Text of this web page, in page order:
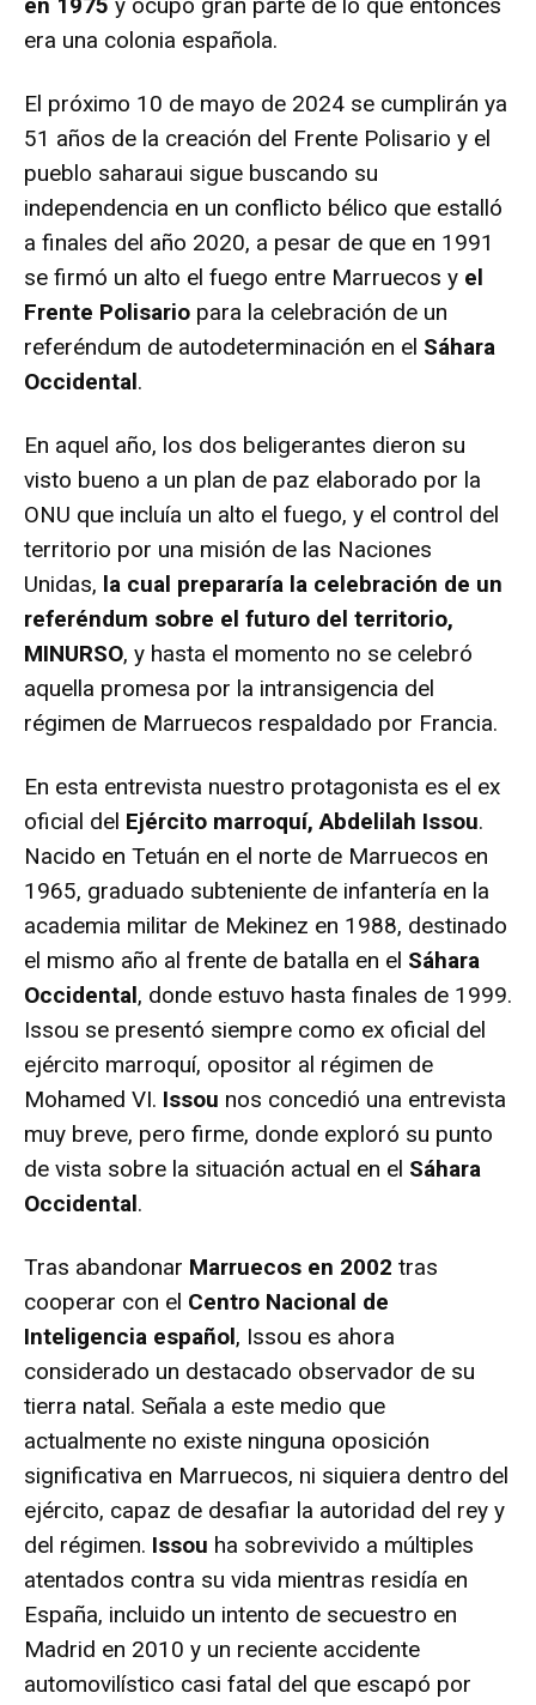
era una colonia española.
El próximo 10 de mayo de 2024 se cumplirán ya
51 años de la creación del Frente Polisario y el
pueblo saharaui sigue buscando su
independencia en un conflicto bélico que estalló
a finales del año 2020, a pesar de que en 1991
se firmó un alto el fuego entre Marruecos y el
Frente Polisario para la celebración de un
referéndum de autodeterminación en el Sáhara
Occidental.
En aquel año, los dos beligerantes dieron su
visto bueno a un plan de paz elaborado por la
ONU que incluía un alto el fuego, y el control del
territorio por una misión de las Naciones
Unidas, la cual prepararía la celebración de un
referéndum sobre el futuro del territorio,
MINURSO, y hasta el momento no se celebró
aquella promesa por la intransigencia del
régimen de Marruecos respaldado por Francia.
En esta entrevista nuestro protagonista es el ex
oficial del Ejército marroquí, Abdelilah Issou.
Nacido en Tetuán en el norte de Marruecos en
1965, graduado subteniente de infantería en la
academia militar de Mekinez en 1988, destinado
el mismo año al frente de batalla en el Sáhara
Occidental, donde estuvo hasta finales de 1999.
Issou se presentó siempre como ex oficial del
ejército marroquí, opositor al régimen de
Mohamed VI. Issou nos concedió una entrevista
muy breve, pero firme, donde exploró su punto
de vista sobre la situación actual en el Sáhara
Occidental.
Tras abandonar Marruecos en 2002 tras
cooperar con el Centro Nacional de
Inteligencia español, Issou es ahora
considerado un destacado observador de su
tierra natal. Señala a este medio que
actualmente no existe ninguna oposición
significativa en Marruecos, ni siquiera dentro del
ejército, capaz de desafiar la autoridad del rey y
del régimen. Issou ha sobrevivido a múltiples
atentados contra su vida mientras residía en
España, incluido un intento de secuestro en
Madrid en 2010 y un reciente accidente
automovilístico casi fatal del que escapó por